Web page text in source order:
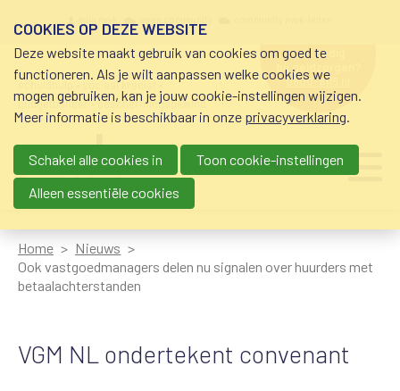
schuldhulp • sociaal krediet •
budgetbeheer • beschermingsbewind
hulp nodig
bij geldzorgen?
0800-8115.nl
Main navigation
Home
Nieuws
Ook vastgoedmanagers delen nu signalen over huurders met
betaalachterstanden
VGM NL ondertekent convenant
COOKIES OP DEZE WEBSITE
Deze website maakt gebruik van cookies om goed te
functioneren. Als je wilt aanpassen welke cookies we
mogen gebruiken, kan je jouw cookie-instellingen wijzigen.
Meer informatie is beschikbaar in onze privacyverklaring.
Schakel alle cookies in
Toon cookie-instellingen
Alleen essentiële cookies